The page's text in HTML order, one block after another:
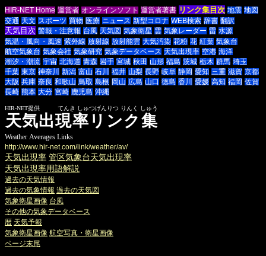
HIR-NET Home 運営者 オンラインソフト 運営者著書 リンク集目次 地震 地図
交通 天文 スポーツ 買物 医療 ニュース 新型コロナ WEB検索 辞書 翻訳
天気目次 警報・注意報 台風 天気図 気象衛星 雲 気象レーダー 雷 水源
気温・風向・風速 紫外線 放射線 放射能雲 大気汚染 花粉 花 紅葉 気象台
航空気象台 気象会社 気象研究 気象データベース 天気出現率 空港 海洋
潮汐・潮流 宇宙 北海道 青森 岩手 宮城 秋田 山形 福島 茨城 栃木 群馬 埼玉
千葉 東京 神奈川 新潟 富山 石川 福井 山梨 長野 岐阜 静岡 愛知 三重 滋賀 京都
大阪 兵庫 奈良 和歌山 鳥取 島根 岡山 広島 山口 徳島 香川 愛媛 高知 福岡 佐賀
長崎 熊本 大分 宮崎 鹿児島 沖縄
天気出現率リンク集
HIR-NET提供 てんき しゅつげんりつ りんく しゅう
Weather Averages Links
http://www.hir-net.com/link/weather/av/
天気出現率 管区気象台天気出現率
天気出現率用語解説
過去の天気情報
過去の気象情報 過去の天気図
気象衛星画像 台風
その他の気象データベース
暦 天気予報
気象衛星画像 航空写真・衛星画像
ページ末尾